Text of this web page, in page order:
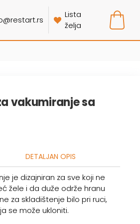
Lista
želja
vakumiranje sa
DETALJAN OPIS
je dizajniran za sve koji ne
žele i da duže održe hranu
za skladištenje bilo pri ruci,
se može ukloniti.